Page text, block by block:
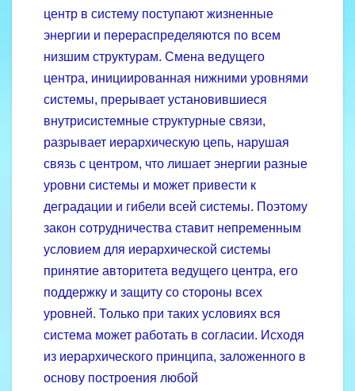
центр в систему поступают жизненные
энергии и перераспределяются по всем
низшим структурам. Смена ведущего
центра, инициированная нижними уровнями
системы, прерывает установившиеся
внутрисистемные структурные связи,
разрывает иерархическую цепь, нарушая
связь с центром, что лишает энергии разные
уровни системы и может привести к
деградации и гибели всей системы. Поэтому
закон сотрудничества ставит непременным
условием для иерар­хической системы
принятие авторитета ведущего центра, его
поддержку и защиту со стороны всех
уровней. Только при таких условиях вся
система может работать в согласии. Исходя
из иерар­хического принципа, заложенного в
основу построения любой